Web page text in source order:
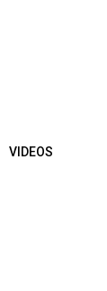
VIDEOS